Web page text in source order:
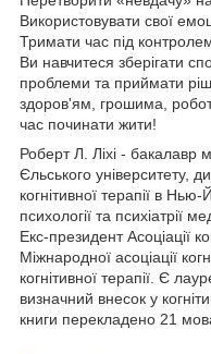
Використовувати свої
Тримати час під
Ви навчитеся зберігати
проблеми та приймати
здоров'ям, грошима,
час починати жити!
Роберт Л. Ліхі - бакалавр
Єльського університету,
когнітивної терапії в
психології та психіатрії
Екс-президент Асоціації
Міжнародної асоціації
когнітивної терапії. Є
визначний внесок у
книги перекладено 21